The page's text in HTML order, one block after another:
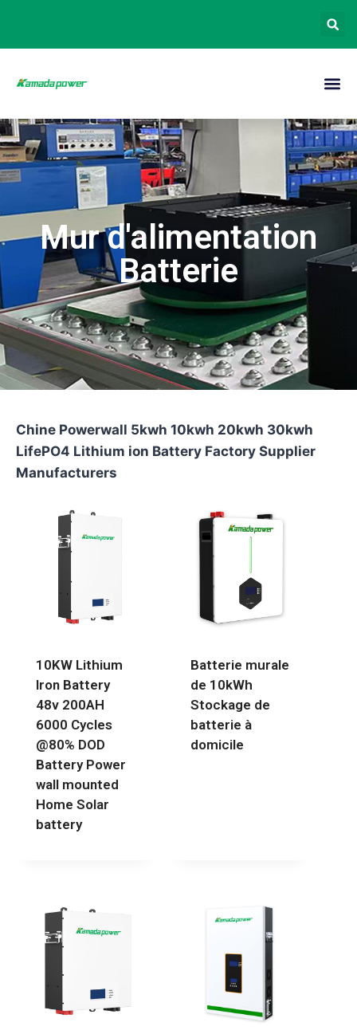
Mur d'alimentation
Batterie
Chine Powerwall 5kwh 10kwh 20kwh 30kwh
LifePO4 Lithium ion Battery Factory Supplier
Manufacturers
10KW Lithium
Iron Battery
48v 200AH
6000 Cycles
@80% DOD
Battery Power
wall mounted
Home Solar
battery
Batterie murale
de 10kWh
Stockage de
batterie à
domicile